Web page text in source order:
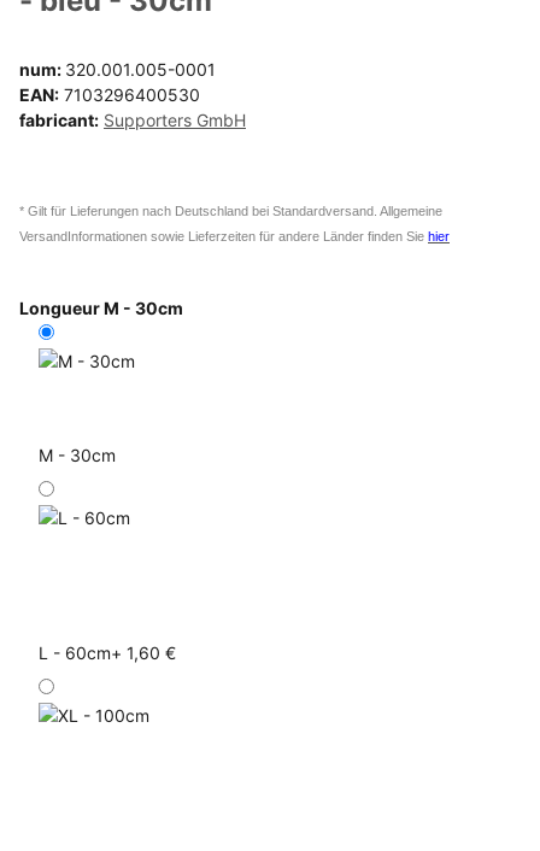
num: 320.001.005-0001
EAN: 7103296400530
fabricant: Supporters GmbH
* Gilt für Lieferungen nach Deutschland bei Standardversand. Allgemeine
VersandInformationen sowie Lieferzeiten für andere Länder finden Sie hier
LongueurM - 30cm
M - 30cm
L - 60cm+ 1,60 €